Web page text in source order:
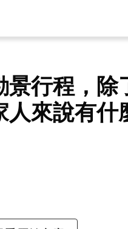
景行程，除
人來說有什